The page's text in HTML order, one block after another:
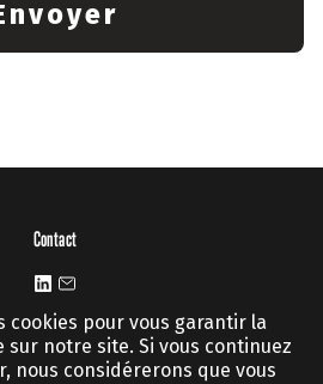
Contact
légales
cookies pour vous garantir la
sur notre site. Si vous continuez
nous considérerons que vous